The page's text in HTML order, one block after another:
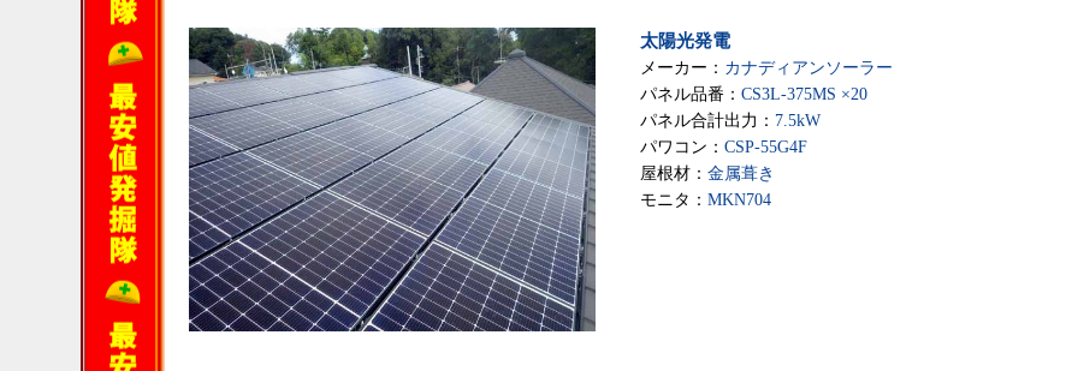
太陽光発電
メーカー： カナディアンソーラー
パネル品番： CS3L-375MS ×20
パネル合計出力： 7.5kW
パワコン： CSP-55G4F
屋根材： 金属葺き
モニタ： MKN704